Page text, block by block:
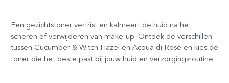
Een gezichtstoner verfrist en kalmeert de huid na het
scheren of verwijderen van make-up. Ontdek de verschillen
tussen Cucumber & Witch Hazel en Acqua di Rose en kies de
toner die het beste past bij jouw huid en verzorgingsroutine.